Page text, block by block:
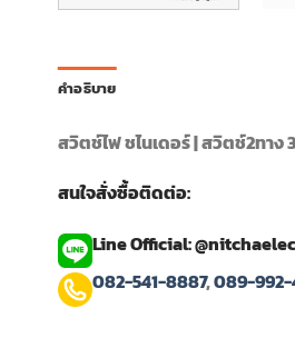
คำอธิบาย
สวิตช์ไฟ ชไนเดอร์ | สวิตช์2ทาง
สนใจสั่งซื้อติดต่อ:
Line Official:
082-541-8887,089-